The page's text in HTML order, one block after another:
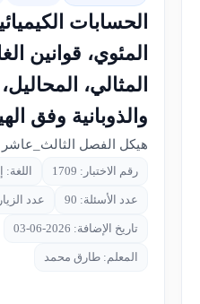
الحسابات
المئوي، قوانين
المثالي، المحاليل،
والذوبانية وفق
هيكل الفصل
رقم الاختبار: 1709
عدد الأسئلة: 90 عدد
تاريخ الإضافة: 2026-06-03
المعلم: طارق محمد